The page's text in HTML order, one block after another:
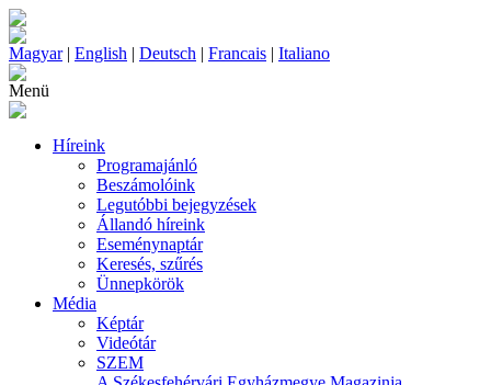
Magyar| English | Deutsch | Francais | Italiano
Menü
Híreink
Programajánló
Beszámolóink
Legutóbbi bejegyzések
Állandó híreink
Eseménynaptár
Keresés, szűrés
Ünnepkörök
Média
Képtár
Videótár
SZEM